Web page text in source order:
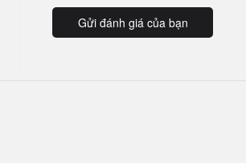
đem lại thanh âm sắc sảo hơn,
xử lý tốt, sống động và phong phú trên
Gửi đánh giá của bạn